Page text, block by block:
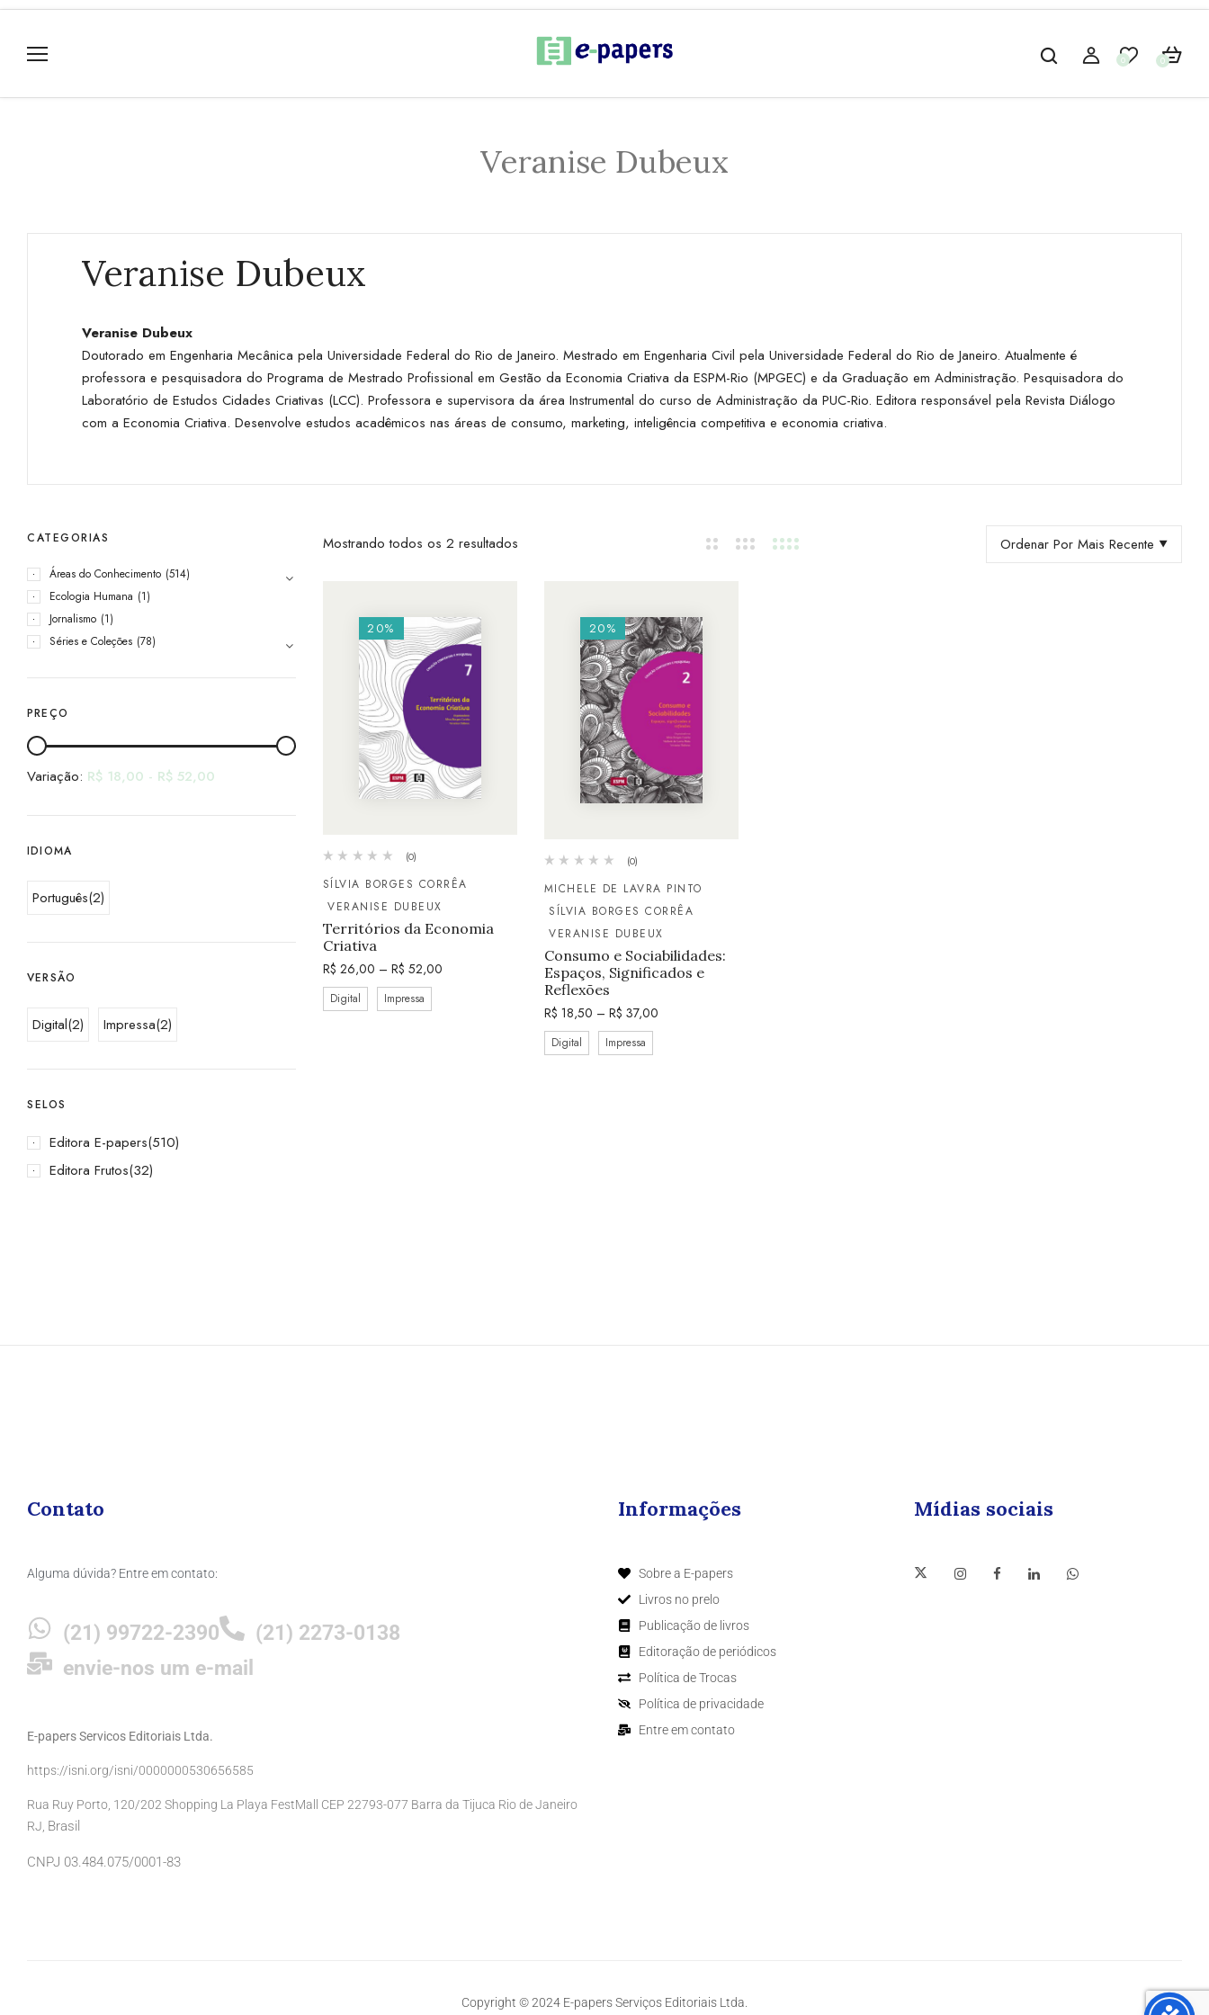
0 0
Veranise Dubeux
Veranise Dubeux
Veranise Dubeux
Doutorado em Engenharia Mecânica pela Universidade Federal do Rio de Janeiro. Mestrado em Engenharia Civil pela Universidade Federal do Rio de Janeiro. Atualmente é
professora e pesquisadora do Programa de Mestrado Profissional em Gestão da Economia Criativa da ESPM-Rio (MPGEC) e da Graduação em Administração. Pesquisadora do
Laboratório de Estudos Cidades Criativas (LCC). Professora e supervisora da área Instrumental do curso de Administração da PUC-Rio. Editora responsável pela Revista Diálogo
com a Economia Criativa. Desenvolve estudos acadêmicos nas áreas de consumo, marketing, inteligência competitiva e economia criativa.
CATEGORIAS
Áreas do Conhecimento (514)
Ecologia Humana (1)
Jornalismo (1)
Séries e Coleções (78)
PREÇO
Variação: R$ 18,00 - R$ 52,00
IDIOMA
Português(2)
VERSÃO
Digital(2) Impressa(2)
SELOS
Editora E-papers(510)
Editora Frutos(32)
Mostrando todos os 2 resultados Ordenar Por Mais Recente
20%
(0)
SÍLVIA BORGES CORRÊA
VERANISE DUBEUX
Territórios da Economia
Criativa
R$ 26,00 – R$ 52,00
Digital Impressa
20%
(0)
MICHELE DE LAVRA PINTO
SÍLVIA BORGES CORRÊA
VERANISE DUBEUX
Consumo e Sociabilidades:
Espaços, Significados e
Reflexões
R$ 18,50 – R$ 37,00
Digital Impressa
Contato
Alguma dúvida? Entre em contato:
(21) 99722-2390
(21) 2273-0138
envie-nos um e-mail
E-papers Servicos Editoriais Ltda.
https://isni.org/isni/0000000530656585
Rua Ruy Porto, 120/202 Shopping La Playa FestMall CEP 22793-077 Barra da Tijuca Rio de Janeiro
RJ, Brasil
CNPJ 03.484.075/0001-83
Informações
Sobre a E-papers
Livros no prelo
Publicação de livros
Editoração de periódicos
Política de Trocas
Política de privacidade
Entre em contato
Mídias sociais
Copyright © 2024 E-papers Serviços Editoriais Ltda.